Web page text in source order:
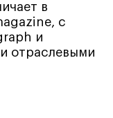
в
с
и
отраслевыми